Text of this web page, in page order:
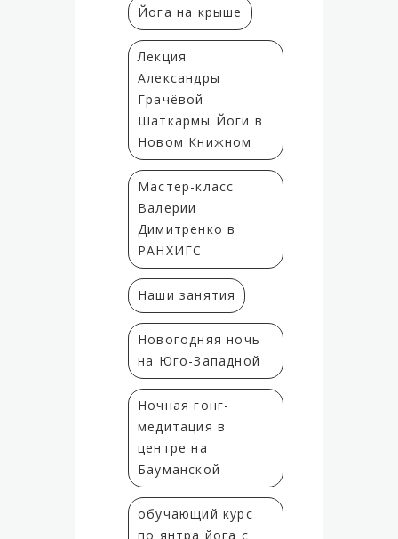
Йога на крыше
Лекция
Александры
Грачёвой
Шаткармы Йоги в
Новом Книжном
Мастер-класс
Валерии
Димитренко в
РАНХИГС
Наши занятия
Новогодняя ночь
на Юго-Западной
Ночная гонг-
медитация в
центре на
Бауманской
обучающий курс
по янтра йога с